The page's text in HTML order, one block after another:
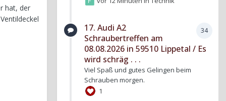
hat, der
34
17. Audi A2
Schraubertreffen am
08.08.2026 in 59510 Lippetal / Es
wird schräg . . .
Viel Spaß und gutes Gelingen beim
Schrauben morgen.
1